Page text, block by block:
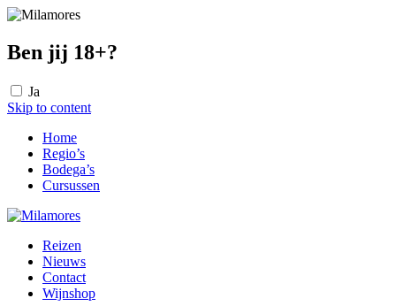
Ben jij 18+?
Ja
Skip to content
Home
Regio’s
Bodega’s
Cursussen
Reizen
Nieuws
Contact
Wijnshop